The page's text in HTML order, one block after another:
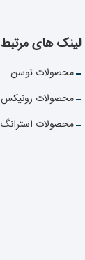
لینک های مرتبط
محصولات توسن
محصولات رونیکس
محصولات استرانگ